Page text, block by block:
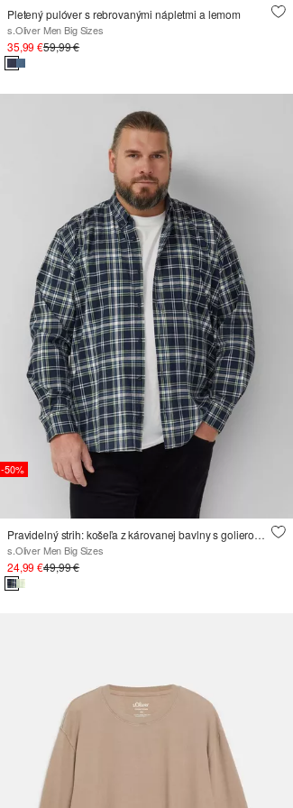
Pletený pulóver s rebrovanými nápletmi a lemom
s.Oliver Men Big Sizes
35,99 €59,99 €
-50%
Pravidelný strih: košeľa z károvanej bavlny s golierom na gombíky
s.Oliver Men Big Sizes
24,99 €49,99 €